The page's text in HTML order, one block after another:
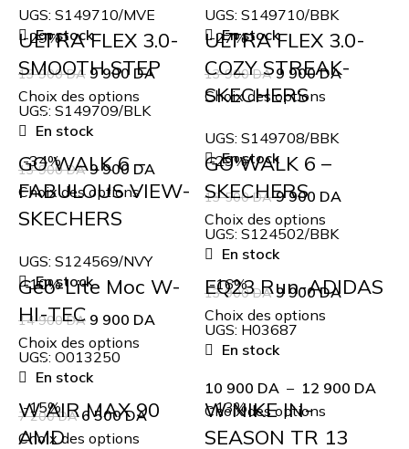
UGS: S149710/MVE
En stock
13 900DA 9 900 DA
Choix des options
UGS: S149710/BBK
En stock
13 900DA 9 900DA
Choix des options
-29%
ULTRA FLEX 3.0-
SMOOTH STEP
UGS: S149709/BLK
En stock
13 900DA 9 900 DA
Choix des options
-27%
ULTRA FLEX 3.0-
COZY STREAK-
SKECHERS
UGS: S149708/BBK
En stock
13 500DA 9 900 DA
Choix des options
-34%
GO WALK 6 –
FABULOUS VIEW-
SKECHERS
UGS: S124569/NVY
En stock
14 900DA 9 900 DA
Choix des options
-29%
GO WALK 6 –
SKECHERS
UGS: S124502/BBK
En stock
13 900DA 9 900DA
Choix des options
-10%
Geo-Lite Moc W-
HI-TEC
UGS: O013250
En stock
7 200DA 6 500DA
Choix des options
-16%
EQ23 Run-ADIDAS
UGS: H03687
En stock
10 900 DA – 12 900 DA
Choix des options
-15%
W AIR MAX 90
AMD
-13%
W NIKE IN-
SEASON TR 13